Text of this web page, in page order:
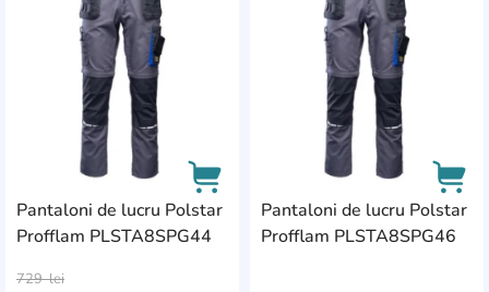
Pantaloni de lucru Polstar
Profflam PLSTA8SPG44
729lei
Pantaloni de lucru Polstar
Profflam PLSTA8SPG46